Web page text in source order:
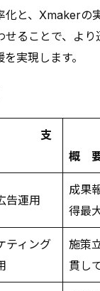
化と、Xmakerの
せることで、よ
実現します。
支
概
告運用
成果
得最
ティング
施策
貫し